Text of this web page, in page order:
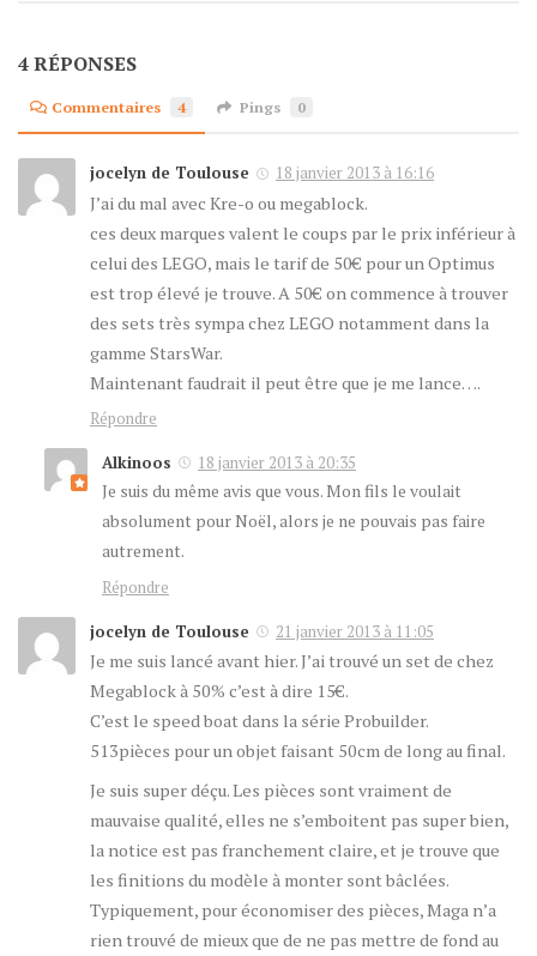
4 RÉPONSES
Commentaires 4 Pings 0
jocelyn de Toulouse 18 janvier 2013 à 16:16
J’ai du mal avec Kre-o ou megablock.
ces deux marques valent le coups par le prix inférieur à
celui des LEGO, mais le tarif de 50€ pour un Optimus
est trop élevé je trouve. A 50€ on commence à trouver
des sets très sympa chez LEGO notamment dans la
gamme StarsWar.
Maintenant faudrait il peut être que je me lance….
Répondre
Alkinoos
18 janvier 2013 à 20:35
Je suis du même avis que vous. Mon fils le voulait
absolument pour Noël, alors je ne pouvais pas faire
autrement.
Répondre
jocelyn de Toulouse 21 janvier 2013 à 11:05
Je me suis lancé avant hier. J’ai trouvé un set de chez
Megablock à 50% c’est à dire 15€.
C’est le speed boat dans la série Probuilder.
513pièces pour un objet faisant 50cm de long au final.
Je suis super déçu. Les pièces sont vraiment de
mauvaise qualité, elles ne s’emboitent pas super bien,
la notice est pas franchement claire, et je trouve que
les finitions du modèle à monter sont bâclées.
Typiquement, pour économiser des pièces, Maga n’a
rien trouvé de mieux que de ne pas mettre de fond au